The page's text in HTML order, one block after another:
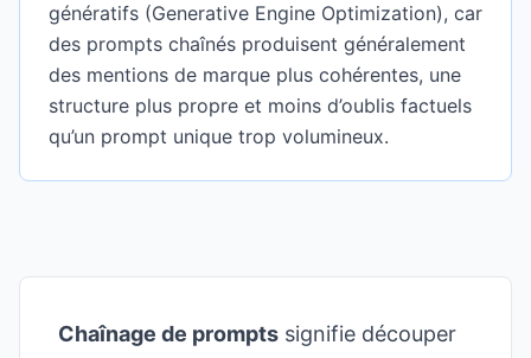
génératifs (Generative Engine Optimization), car
des prompts chaînés produisent généralement
des mentions de marque plus cohérentes, une
structure plus propre et moins d’oublis factuels
qu’un prompt unique trop volumineux.
Chaînage de prompts signifie découper